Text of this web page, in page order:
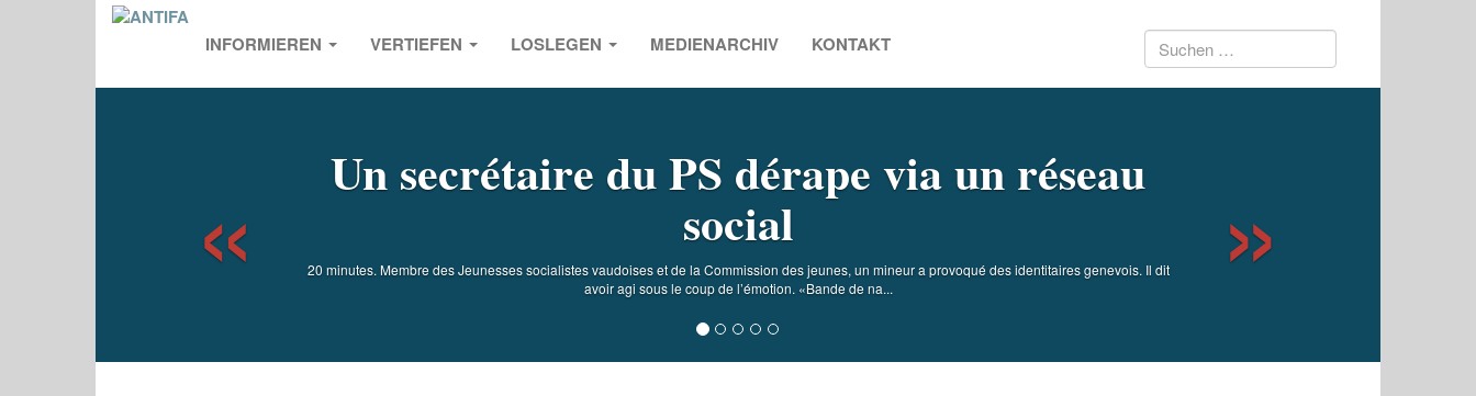
INFORMIEREN VERTIEFEN LOSLEGEN MEDIENARCHIV KONTAKT Suchen
Un secrétaire du PS dérape via un réseau
social
20 minutes. Membre des Jeunesses socialistes vaudoises et de la Commission des jeunes, un mineur a provoqué des identitaires genevois. Il dit
avoir agi sous le coup de l’émotion. «Bande de na...
Previous